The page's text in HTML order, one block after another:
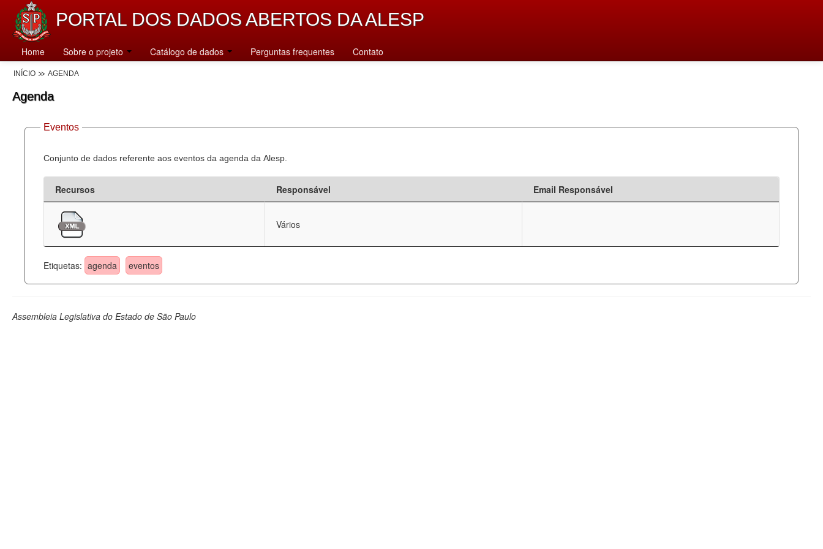
PORTAL DOS DADOS ABERTOS DA ALESP
Home Sobre o projeto Catálogo de dados Perguntas frequentes Contato
INÍCIO AGENDA
Agenda
Eventos
Conjunto de dados referente aos eventos da agenda da Alesp.
Recursos Responsável Email Responsável
Vários
Etiquetas: agenda eventos
Assembleia Legislativa do Estado de São Paulo